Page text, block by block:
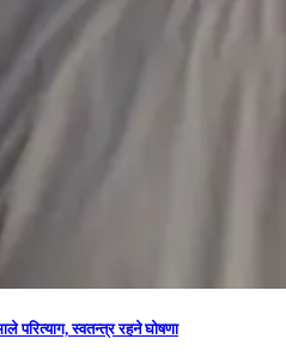
परित्याग, स्वतन्त्र रहने घोषणा